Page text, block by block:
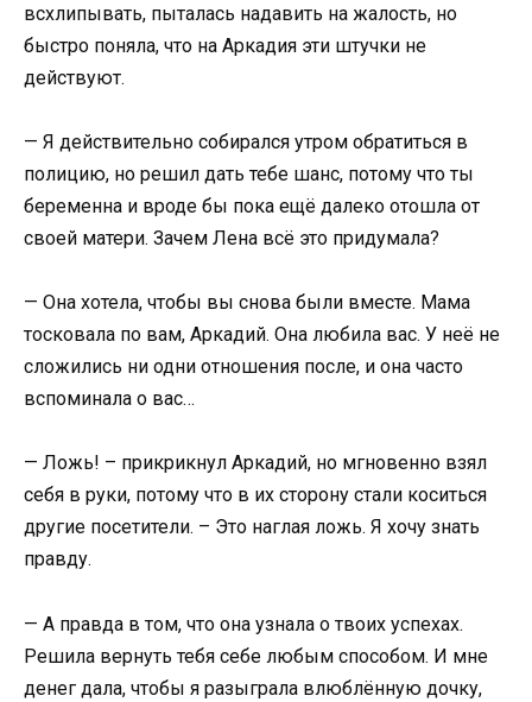
всхлипывать, пыталась надавить на жалость, но
быстро поняла, что на Аркадия эти штучки не
действуют.
— Я действительно собирался утром обратиться в
полицию, но решил дать тебе шанс, потому что ты
беременна и вроде бы пока ещё далеко отошла от
своей матери. Зачем Лена всё это придумала?
— Она хотела, чтобы вы снова были вместе. Мама
тосковала по вам, Аркадий. Она любила вас. У неё не
сложились ни одни отношения после, и она часто
вспоминала о вас…
— Ложь! – прикрикнул Аркадий, но мгновенно взял
себя в руки, потому что в их сторону стали коситься
другие посетители. – Это наглая ложь. Я хочу знать
правду.
— А правда в том, что она узнала о твоих успехах.
Решила вернуть тебя себе любым способом. И мне
денег дала, чтобы я разыграла влюблённую дочку,